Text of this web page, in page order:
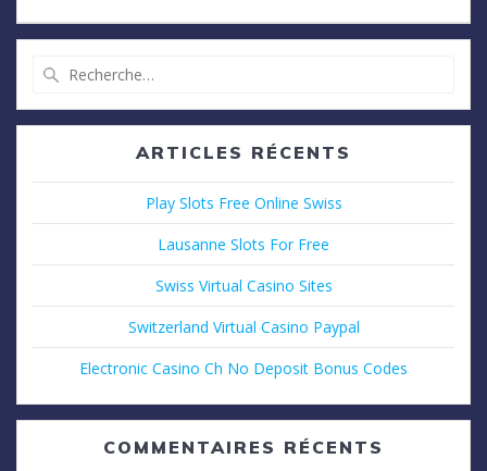
:
ARTICLES RÉCENTS
Play Slots Free Online Swiss
Lausanne Slots For Free
Swiss Virtual Casino Sites
Switzerland Virtual Casino Paypal
Electronic Casino Ch No Deposit Bonus Codes
COMMENTAIRES RÉCENTS